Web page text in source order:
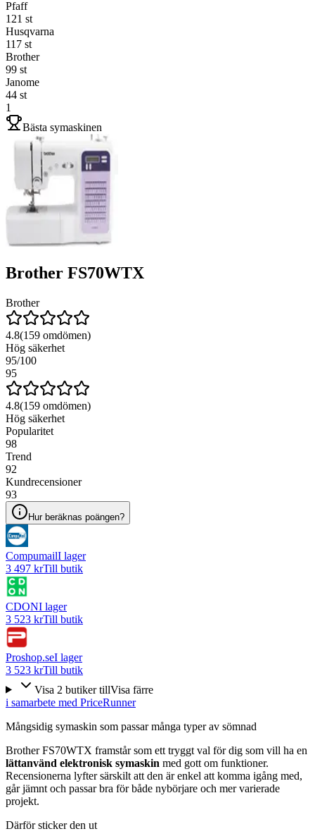
Pfaff
121 st
Husqvarna
117 st
Brother
99 st
Janome
44 st
1
Bästa symaskinen
Brother FS70WTX
Brother
4.8(159 omdömen)
Hög säkerhet
95/100
95
4.8(159 omdömen)
Hög säkerhet
Popularitet
98
Trend
92
Kundrecensioner
93
Hur beräknas poängen?
CompumailI lager
3 497 krTill butik
CDONI lager
3 523 krTill butik
Proshop.seI lager
3 523 krTill butik
Visa 2 butiker tillVisa färre
i samarbete med PriceRunner
Mångsidig symaskin som passar många typer av sömnad
Brother FS70WTX framstår som ett tryggt val för dig som vill ha en
lättanvänd elektronisk symaskin med gott om funktioner.
Recensionerna lyfter särskilt att den är enkel att komma igång med,
går jämnt och passar bra för både nybörjare och mer varierade
projekt.
Därför sticker den ut